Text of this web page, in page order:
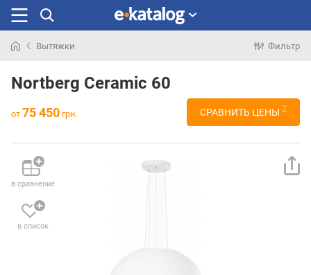
раньше
Вытяжки Фильтр
Nortberg Ceramic 60
от 75 450 грн. СРАВНИТЬ ЦЕНЫ 2
в сравнение
в список